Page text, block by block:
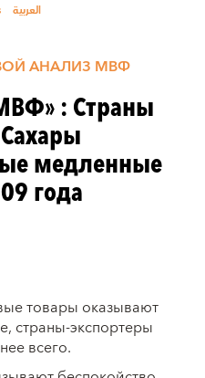
العربية
АНАЛИЗ МВФ
: Страны
медленные
года
товары оказывают
страны-экспортеры
всего.